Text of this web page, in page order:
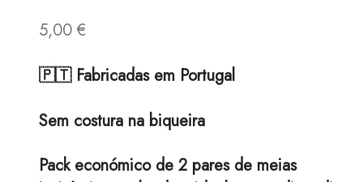
5,00 €
🇵🇹 Fabricadas em Portugal
Sem costura na biqueira
Pack económico de 2 pares de meias